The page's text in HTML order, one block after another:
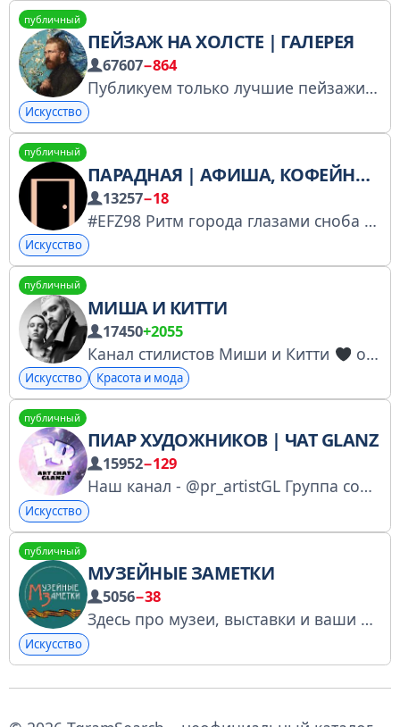
публичный
ПЕЙЗАЖ НА ХОЛСТЕ | ГАЛЕРЕЯ
67607−864
Публикуем только лучшие пейзажи. По вопросам рекламы: @Charles_Baudrel @Immersions Сотрудничаем: telega.in/c/art_gallery @Spiral_Yuri @Managers_Charles РКН: vk.cc/cH4bCR
Искусство
публичный
ПАРАДНАЯ | АФИША, КОФЕЙНИ И СЕКРЕТНЫЕ МЕСТА ПЕТЕРБУРГА
13257−18
#EFZ98 Ритм города глазами сноба и издателя ресторанного гида Мой личный блог: https://t.me/+xPkSK3n6YPtlYWRi Мой блог про Петербург @paradnayamag автор: @polikarpovme Регистрация в РКН: https://clck.ru/3Q24oX
Искусство
публичный
МИША И КИТТИ
17450+2055
Канал стилистов Миши и Китти о моде, нашей жизни и работе По всем вопросам: @mischaved РКН: https://gosuslugi.ru/snet/68d52be942f365751e1c8552
Искусство Красота и мода
публичный
ПИАР ХУДОЖНИКОВ | ЧАТ GLANZ
15952−129
Наш канал - @pr_artistGL Группа соблюдает правила Telegram - живая аудитория, ботов чистим Адм - @Ahleyadm
Искусство
публичный
МУЗЕЙНЫЕ ЗАМЕТКИ
5056−38
Здесь про музеи, выставки и ваши встречи с крутыми гидами и музейщиками. Расписание https://t.me/museumnotes/4125 Олеся Полковникова. Блогер и основатель клуба. Обратная связь: @MuseumnotesBot
Искусство